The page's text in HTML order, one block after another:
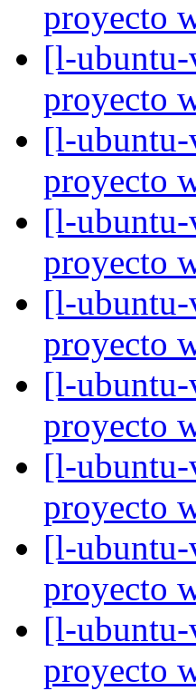
proyecto
[l-ubuntu-
proyecto
[l-ubuntu-
proyecto
[l-ubuntu-
proyecto
[l-ubuntu-
proyecto
[l-ubuntu-
proyecto
[l-ubuntu-
proyecto
[l-ubuntu-
proyecto
[l-ubuntu-
proyecto